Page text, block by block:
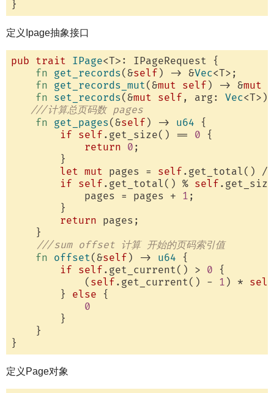
定义Ipage抽象接口
pub trait IPage<T>: IPageRequest {
fn get_records(&self ) -> &Vec<T>;
fn get_records_mut(&mut self ) -> &mut
fn set_records(&mut self , arg: Vec<T>);
///计算总页码数 pages
fn get_pages(&self ) -> u64 {
if self .get_size() == 0 {
return 0 ;
        }
let mut pages = self .get_total() /
if self .get_total() % self
            pages = pages +
1 ;
        }
return pages;
    }
///sum offset 计算 开始的页码索引值
fn offset(&self ) -> u64 {
if self .get_current() > 0 {
            (
self .get_current() - 1 ) * self
        }
else {
0
        }
    }
定义Page对象